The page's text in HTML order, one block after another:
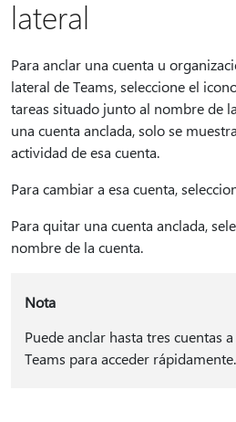
lateral
Para anclar una cuenta u
lateral de Teams, seleccione el
tareas situado junto al nombre de
una cuenta anclada, solo se
actividad de esa cuenta.
Para cambiar a esa cuenta,
Para quitar una cuenta anclada,
nombre de la cuenta.
Nota
Puede anclar hasta tres cuentas
Teams para acceder rápidamente.